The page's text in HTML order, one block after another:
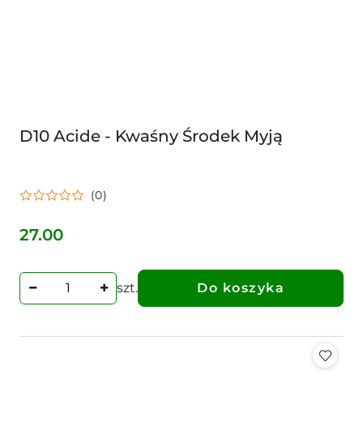
D10 Acide - Kwaśny Środek Myją
(0)
Cena:
27.00
szt. Do koszyka